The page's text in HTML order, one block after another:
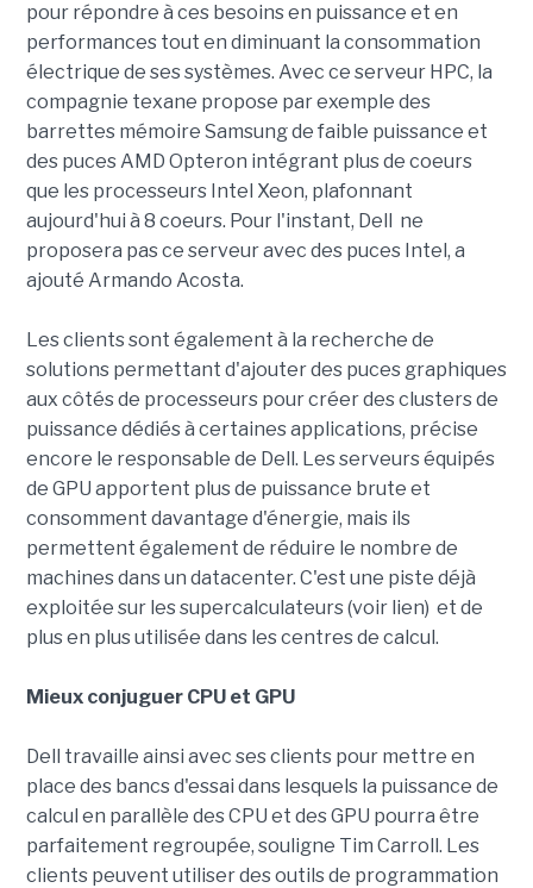
pour répondre à ces besoins en puissance et en
performances tout en diminuant la consommation
électrique de ses systèmes. Avec ce serveur HPC, la
compagnie texane propose par exemple des
barrettes mémoire Samsung de faible puissance et
des puces AMD Opteron intégrant plus de coeurs
que les processeurs Intel Xeon, plafonnant
aujourd'hui à 8 coeurs. Pour l'instant, Dell ne
proposera pas ce serveur avec des puces Intel, a
ajouté Armando Acosta.
Les clients sont également à la recherche de
solutions permettant d'ajouter des puces graphiques
aux côtés de processeurs pour créer des clusters de
puissance dédiés à certaines applications, précise
encore le responsable de Dell. Les serveurs équipés
de GPU apportent plus de puissance brute et
consomment davantage d'énergie, mais ils
permettent également de réduire le nombre de
machines dans un datacenter. C'est une piste déjà
exploitée sur les supercalculateurs (voir lien) et de
plus en plus utilisée dans les centres de calcul.
Mieux conjuguer CPU et GPU
Dell travaille ainsi avec ses clients pour mettre en
place des bancs d'essai dans lesquels la puissance de
calcul en parallèle des CPU et des GPU pourra être
parfaitement regroupée, souligne Tim Carroll. Les
clients peuvent utiliser des outils de programmation